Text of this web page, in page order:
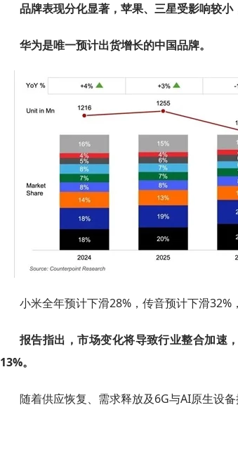
品牌表现分化显著，苹果、三星受影响较小
华为是唯一预计出货增长的中国品牌。
小米全年预计下滑28%，传音预计下滑32%
报告指出，市场变化将导致行业整合加速
13%。
随着供应恢复、需求释放及6G与AI原生设